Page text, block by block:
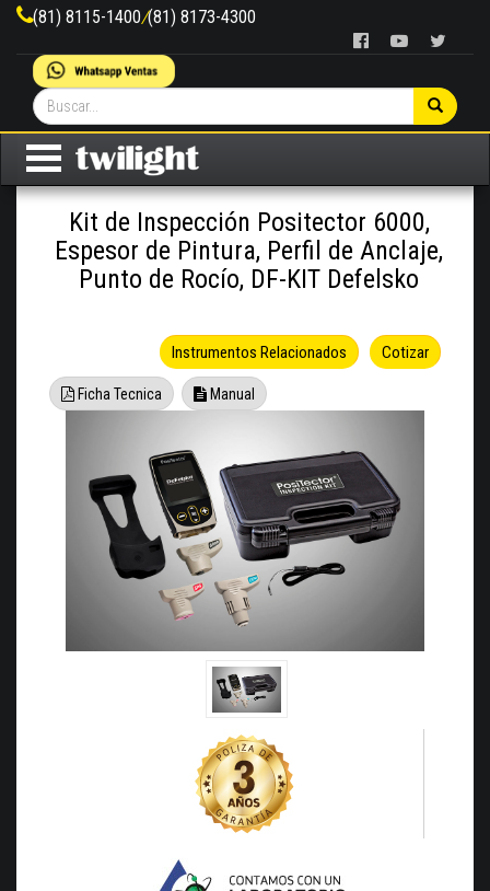
(81) 8115-1400/(81) 8173-4300
Kit de Inspección Positector 6000,
Espesor de Pintura, Perfil de Anclaje,
Punto de Rocío, DF-KIT Defelsko
Cotizar
Instrumentos Relacionados
Ficha Tecnica Manual